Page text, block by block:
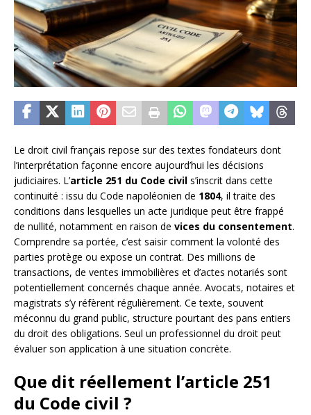
Le droit civil français repose sur des textes fondateurs dont
l’interprétation façonne encore aujourd’hui les décisions
judiciaires. L’article 251 du Code civil s’inscrit dans cette
continuité : issu du Code napoléonien de 1804, il traite des
conditions dans lesquelles un acte juridique peut être frappé
de nullité, notamment en raison de vices du consentement.
Comprendre sa portée, c’est saisir comment la volonté des
parties protège ou expose un contrat. Des millions de
transactions, de ventes immobilières et d’actes notariés sont
potentiellement concernés chaque année. Avocats, notaires et
magistrats s’y réfèrent régulièrement. Ce texte, souvent
méconnu du grand public, structure pourtant des pans entiers
du droit des obligations. Seul un professionnel du droit peut
évaluer son application à une situation concrète.
Que dit réellement l’article 251
du Code civil ?